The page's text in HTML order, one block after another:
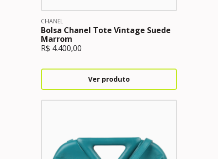
CHANEL
Bolsa Chanel Tote Vintage Suede
Marrom
R$ 4.400,00
Ver produto